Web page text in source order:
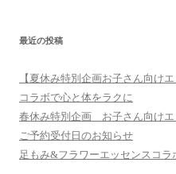
最近の投稿
【夏休み特別企画お子さん向け
コラボで心と体をラクに
春休み特別企画 お子さん向けエ
ご予約受付日のお知らせ
足もみ&フラワーエッセンスコラ